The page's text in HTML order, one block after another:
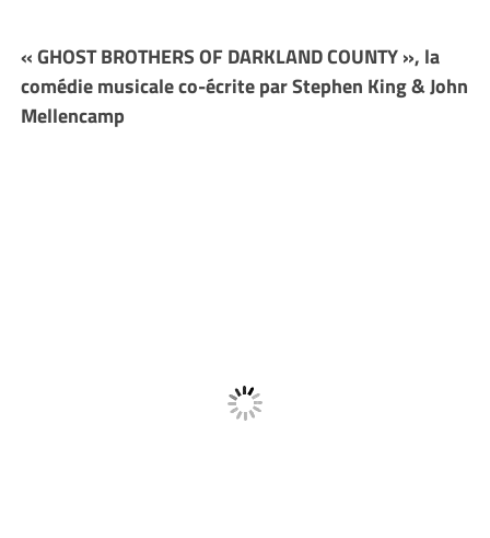
« GHOST BROTHERS OF DARKLAND COUNTY », la
comédie musicale co-écrite par Stephen King & John
Mellencamp